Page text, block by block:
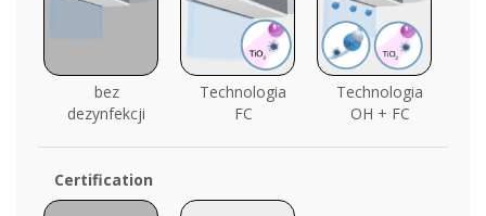
bez
dezynfekcji
Technologia
FC
Technologia
OH + FC
Certification